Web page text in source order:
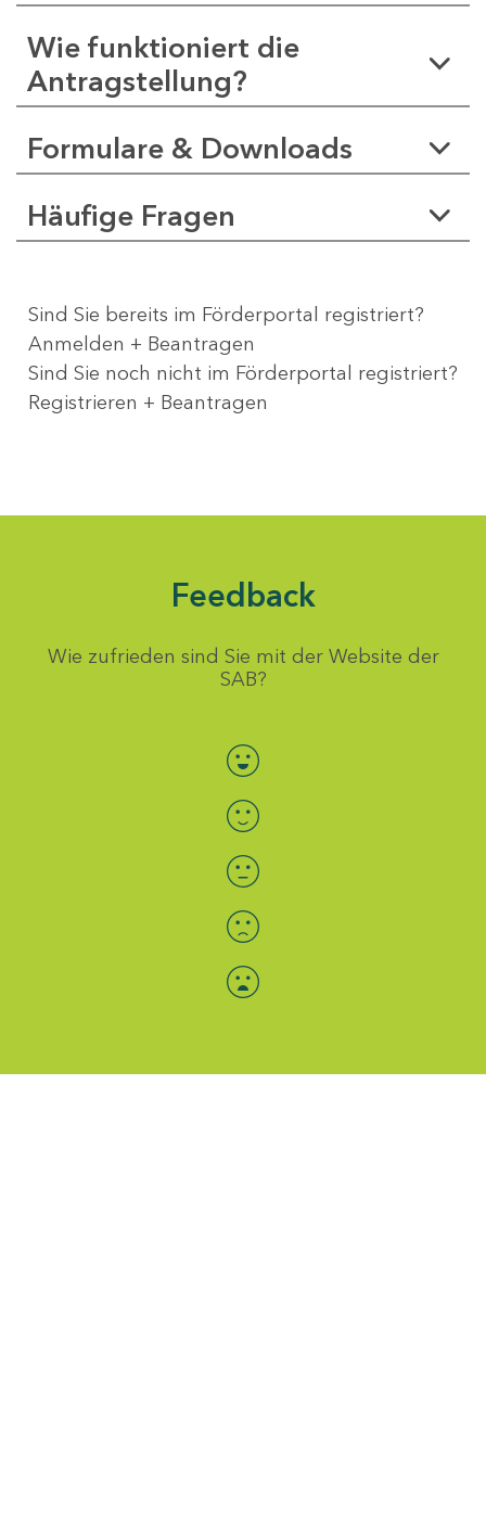
Wie funktioniert die
Antragstellung?
Formulare & Downloads
Häufige Fragen
Sind Sie bereits im Förderportal registriert?
Anmelden + Beantragen
Sind Sie noch nicht im Förderportal registriert?
Registrieren + Beantragen
Feedback
Wie zufrieden sind Sie mit der Website der
SAB?
Bewertung auswählen